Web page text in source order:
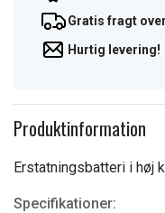
Gratis fragt
Hurtig levering!
Produktinformation
Erstatningsbatteri i høj
Specifikationer: